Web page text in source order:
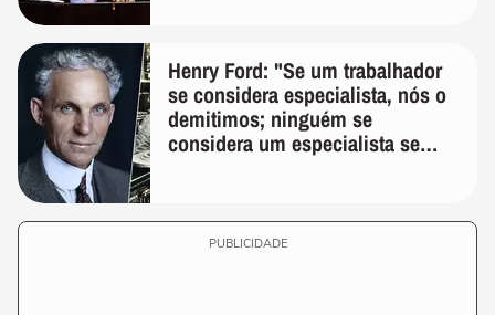
Henry Ford: "Se um trabalhador
se considera especialista, nós o
demitimos; ninguém se
considera um especialista se
PUBLICIDADE